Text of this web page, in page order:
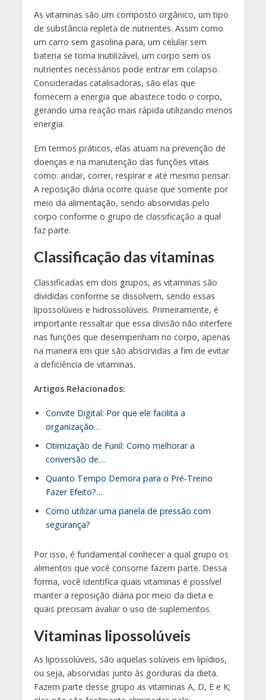
As vitaminas são um composto orgânico, um tipo
de substância repleta de nutrientes. Assim como
um carro sem gasolina para, um celular sem
bateria se torna inutilizável, um corpo sem os
nutrientes necessários pode entrar em colapso.
Consideradas catalisadoras, são elas que
fornecem a energia que abastece todo o corpo,
gerando uma reação mais rápida utilizando menos
energia.
Em termos práticos, elas atuam na prevenção de
doenças e na manutenção das funções vitais
como: andar, correr, respirar e até mesmo pensar.
A reposição diária ocorre quase que somente por
meio da alimentação, sendo absorvidas pelo
corpo conforme o grupo de classificação a qual
faz parte.
Classificação das vitaminas
Classificadas em dois grupos, as vitaminas são
divididas conforme se dissolvem, sendo essas
lipossolúveis e hidrossolúveis. Primeiramente, é
importante ressaltar que essa divisão não interfere
nas funções que desempenham no corpo, apenas
na maneira em que são absorvidas a fim de evitar
a deficiência de vitaminas.
Artigos Relacionados:
Convite Digital: Por que ele facilita a
organização…
Otimização de Funil: Como melhorar a
conversão de…
Quanto Tempo Demora para o Pré-Treino
Fazer Efeito?…
Como utilizar uma panela de pressão com
segurança?
Por isso, é fundamental conhecer a qual grupo os
alimentos que você consome fazem parte. Dessa
forma, você identifica quais vitaminas é possível
manter a reposição diária por meio da dieta e
quais precisam avaliar o uso de suplementos.
Vitaminas lipossolúveis
As lipossolúveis, são aquelas solúveis em lipídios,
ou seja, absorvidas junto às gorduras da dieta.
Fazem parte desse grupo as vitaminas A, D, E e K;